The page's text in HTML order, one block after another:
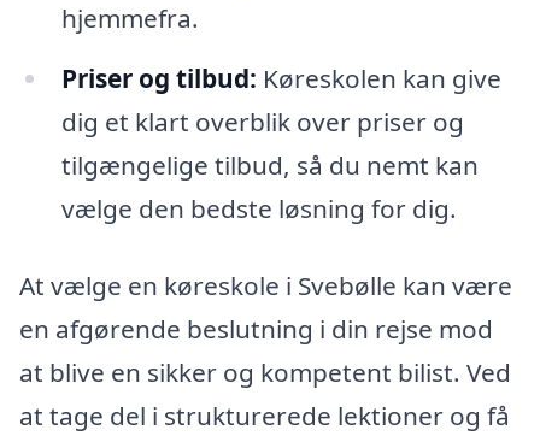
hjemmefra.
Priser og tilbud: Køreskolen kan give
dig et klart overblik over priser og
tilgængelige tilbud, så du nemt kan
vælge den bedste løsning for dig.
At vælge en køreskole i Svebølle kan være
en afgørende beslutning i din rejse mod
at blive en sikker og kompetent bilist. Ved
at tage del i strukturerede lektioner og få